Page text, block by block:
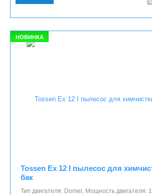
НОВИНКА
Tossen Ex 12 I пылесос для
бак
Тип двигателя: Domel, Мощность двигателя: